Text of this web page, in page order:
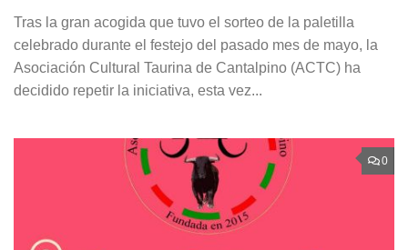
Tras la gran acogida que tuvo el sorteo de la paletilla
celebrado durante el festejo del pasado mes de mayo, la
Asociación Cultural Taurina de Cantalpino (ACTC) ha
decidido repetir la iniciativa, esta vez...
0